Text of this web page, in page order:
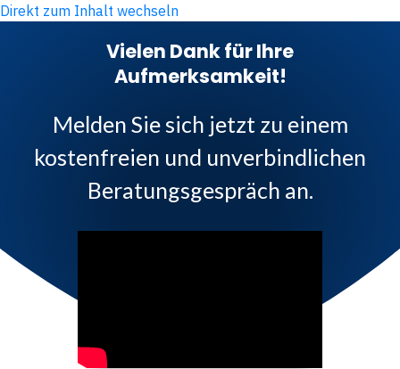
Direkt zum Inhalt wechseln
Vielen Dank für Ihre
Aufmerksamkeit!
Melden Sie sich jetzt zu einem
kostenfreien und unverbindlichen
Beratungsgespräch an.